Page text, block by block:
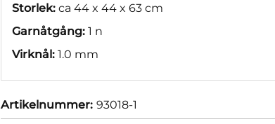
Storlek: ca 44 x 44 x 63 cm
Garnåtgång: 1 n
Virknål: 1.0 mm
Artikelnummer: 93018-1